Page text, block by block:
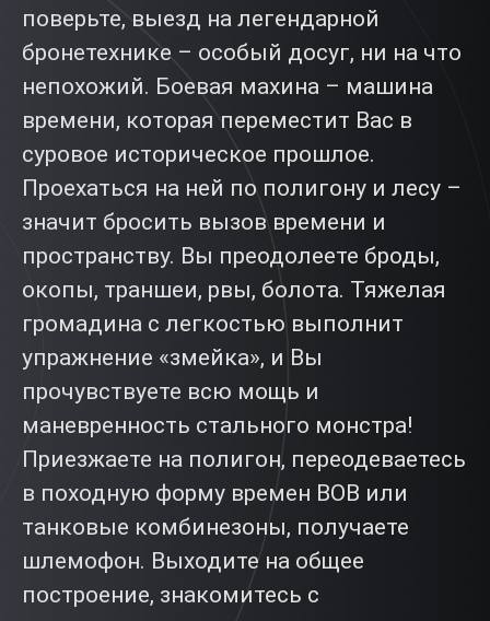
поверьте, выезд на легендарной
бронетехнике – особый досуг, ни на что
непохожий. Боевая махина – машина
времени, которая переместит Вас в
суровое историческое прошлое.
Проехаться на ней по полигону и лесу –
значит бросить вызов времени и
пространству. Вы преодолеете броды,
окопы, траншеи, рвы, болота. Тяжелая
громадина с легкостью выполнит
упражнение «змейка», и Вы
прочувствуете всю мощь и
маневренность стального монстра!
Приезжаете на полигон, переодеваетесь
в походную форму времен ВОВ или
танковые комбинезоны, получаете
шлемофон. Выходите на общее
построение, знакомитесь с